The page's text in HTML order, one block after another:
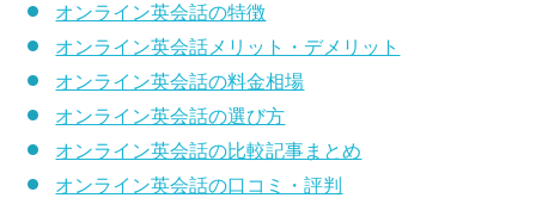
オンライン英会話の特徴
オンライン英会話メリット・デメリット
オンライン英会話の料金相場
オンライン英会話の選び方
オンライン英会話の比較記事まとめ
オンライン英会話の口コミ・評判